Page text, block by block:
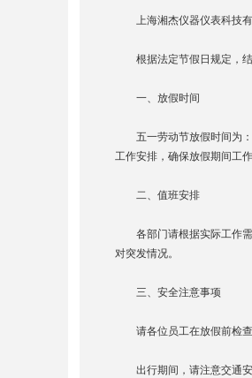
上海湘杰仪器仪表科技有
根据法定节假日规定，结
一、放假时间
五一劳动节放假时间为：
工作安排，确保放假期间工
二、值班安排
各部门请根据实际工作需
对突发情况。
三、安全注意事项
请各位员工在放假前检查
出行期间，请注意交通安